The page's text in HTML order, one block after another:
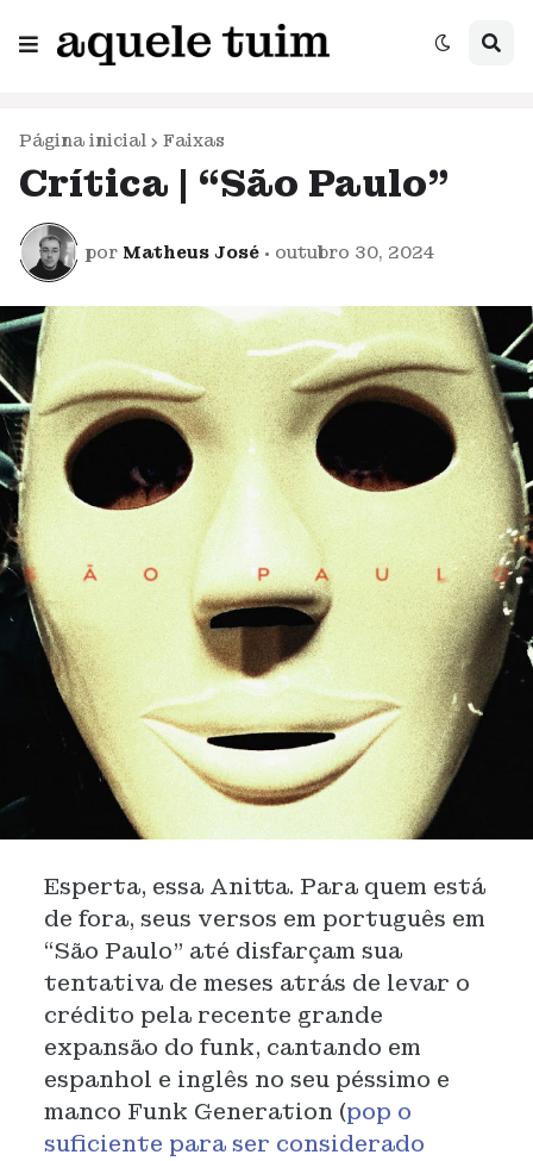
Página inicial Faixas
Crítica | “São Paulo”
por Matheus José • outubro 30, 2024
Esperta, essa Anitta. Para quem está
de fora, seus versos em português em
“São Paulo” até disfarçam sua
tentativa de meses atrás de levar o
crédito pela recente grande
expansão do funk, cantando em
espanhol e inglês no seu péssimo e
manco Funk Generation (pop o
suficiente para ser considerado